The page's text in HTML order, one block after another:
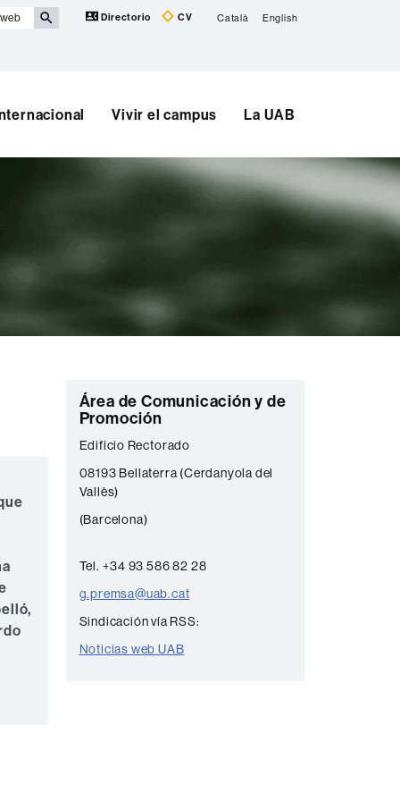
Directorio CV Català English
Vivir el campus La UAB
C
o
n
t
a
c
t
o
Área de Comunicación y de
Promoción
Edificio Rectorado
08193 Bellaterra (Cerdanyola del
Vallès)
(Barcelona)
Tel. +34 93 586 82 28
g.premsa@uab.cat
Sindicación vía RSS:
Noticias web UAB